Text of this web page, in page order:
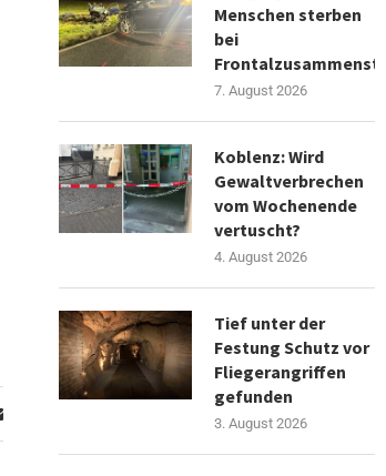
Menschen sterben
bei
7. August 2026
Koblenz: Wird
Gewaltverbrechen
vom Wochenende
vertuscht?
4. August 2026
Tief unter der
Festung Schutz vor
Fliegerangriffen
gefunden
3. August 2026